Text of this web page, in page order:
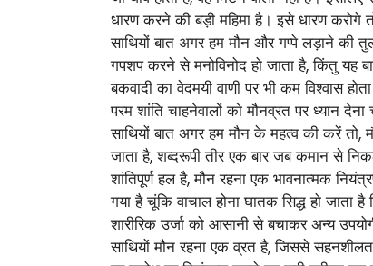
धारण करने की बड़ी महिमा है। इसे धारण करोगे
साथियों बात अगर हम मौन और गप्पे लड़ाने की
गपशप करने से मनोविनोद हो जाता है, किंतु यह
बकवादी का वेदमयी वाणी पर भी कम विश्वास
परम शांति चाहनेवालों को मौनव्रत पर ध्यान देना
साथियों बात अगर हम मौन के महत्व की करें तो,
जाता है, शब्दरूपी तीर एक बार जब कमान से
शांतिपूर्ण हल है, मौन रहना एक भावनात्मक
गया है चूंकि वाचाल होना घातक सिद्ध हो जाता
शारीरिक उर्जा को आसानी से बचाकर अन्य
साथियों मौन रहना एक व्रत है, जिससे